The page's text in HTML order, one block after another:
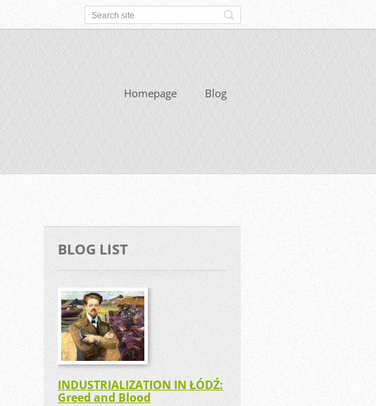
Homepage Blog
BLOG LIST
INDUSTRIALIZATION IN ŁÓDŹ:
Greed and Blood